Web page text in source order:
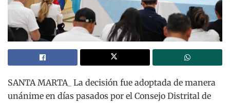
SANTA MARTA_ La decisión fue adoptada de manera
unánime en días pasados por el Consejo Distrital de